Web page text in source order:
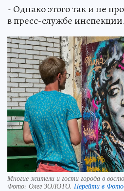
- Однако этого так и не
в пресс-службе инспекции.
Многие жители и гости города в
Фото: Олег ЗОЛОТО. Перейти в